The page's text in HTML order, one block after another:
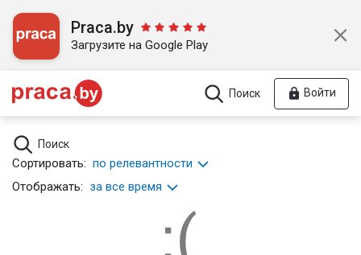
Praca.by
Загрузите на Google Play
Поиск Войти
Поиск
Сортировать: по релевантности
Отображать: за все время